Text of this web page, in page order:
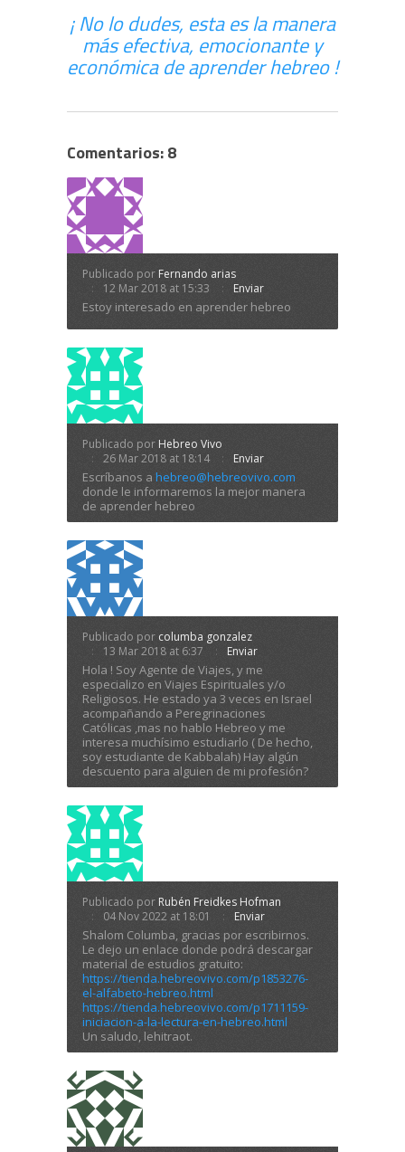
¡ No lo dudes, esta es la manera
más efectiva, emocionante y
económica de aprender hebreo !
Comentarios: 8
Publicado por Fernando arias
12 Mar 2018 at 15:33
Enviar
Estoy interesado en aprender hebreo
Publicado por Hebreo Vivo
26 Mar 2018 at 18:14
Enviar
Escríbanos a hebreo@hebreovivo.com
donde le informaremos la mejor manera
de aprender hebreo
Publicado por columba gonzalez
13 Mar 2018 at 6:37
Enviar
Hola ! Soy Agente de Viajes, y me
especializo en Viajes Espirituales y/o
Religiosos. He estado ya 3 veces en Israel
acompañando a Peregrinaciones
Católicas ,mas no hablo Hebreo y me
interesa muchísimo estudiarlo ( De hecho,
soy estudiante de Kabbalah) Hay algún
descuento para alguien de mi profesión?
Publicado por Rubén Freidkes Hofman
04 Nov 2022 at 18:01
Enviar
Shalom Columba, gracias por escribirnos.
Le dejo un enlace donde podrá descargar
material de estudios gratuito:
https://tienda.hebreovivo.com/p1853276-
el-alfabeto-hebreo.html
https://tienda.hebreovivo.com/p1711159-
iniciacion-a-la-lectura-en-hebreo.html
Un saludo, lehitraot.